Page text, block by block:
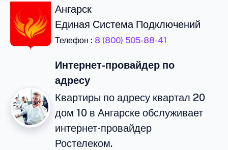
Ангарск
Единая Система Подключений
Телефон : 8 (800) 505-88-41
Интернет-провайдер по
адресу
Квартиры по адресу квартал 20
дом 10 в Ангарске обслуживает
интернет-провайдер
Ростелеком.